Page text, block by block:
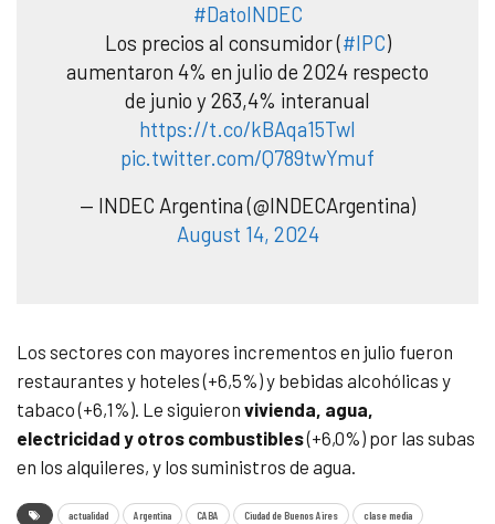
#DatoINDEC
Los precios al consumidor (#IPC)
aumentaron 4% en julio de 2024 respecto
de junio y 263,4% interanual
https://t.co/kBAqa15TwI
pic.twitter.com/Q789twYmuf
— INDEC Argentina (@INDECArgentina)
August 14, 2024
Los sectores con mayores incrementos en julio fueron
restaurantes y hoteles (+6,5%) y bebidas alcohólicas y
tabaco (+6,1%). Le siguieron vivienda, agua,
electricidad y otros combustibles(+6,0%) por las subas
en los alquileres, y los suministros de agua.
actualidad Argentina CABA Ciudad de Buenos Aires clase media